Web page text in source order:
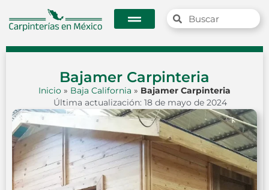
Bajamer Carpinteria
Inicio » Baja California » Bajamer Carpinteria
Última actualización: 18 de mayo de 2024